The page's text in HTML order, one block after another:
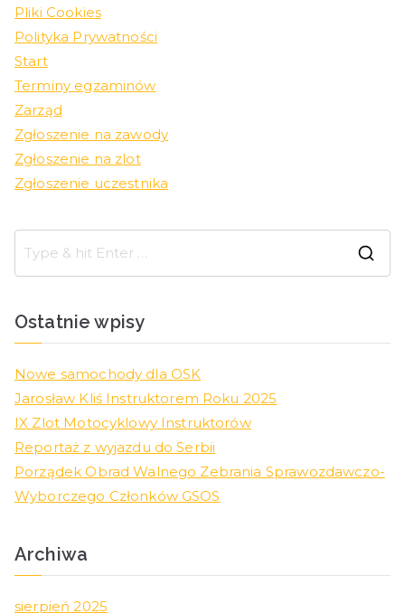
Pliki Cookies
Polityka Prywatności
Start
Terminy egzaminów
Zarząd
Zgłoszenie na zawody
Zgłoszenie na zlot
Zgłoszenie uczestnika
Ostatnie wpisy
Nowe samochody dla OSK
Jarosław Kliś Instruktorem Roku 2025
IX Zlot Motocyklowy Instruktorów
Reportaż z wyjazdu do Serbii
Porządek Obrad Walnego Zebrania Sprawozdawczo-
Wyborczego Członków GSOS
Archiwa
sierpień 2025